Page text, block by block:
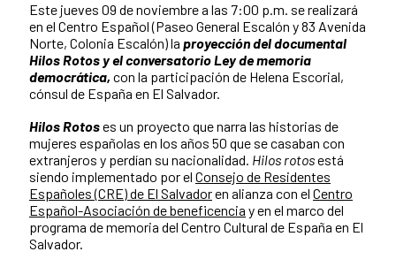
Este jueves 09 de noviembre a las 7:00 p.m. se realizará
en el Centro Español (Paseo General Escalón y 83 Avenida
Norte, Colonia Escalón) la proyección del documental
Hilos Rotos y el conversatorio Ley de memoria
democrática, con la participación de Helena Escorial,
cónsul de España en El Salvador.
Hilos Rotoses un proyecto que narra las historias de
mujeres españolas en los años 50 que se casaban con
extranjeros y perdían su nacionalidad. Hilos rotosestá
siendo implementado por el Consejo de Residentes
Españoles (CRE) de El Salvadoren alianza con el Centro
Español-Asociación de beneficencia y en el marco del
programa de memoria del Centro Cultural de España en El
Salvador.